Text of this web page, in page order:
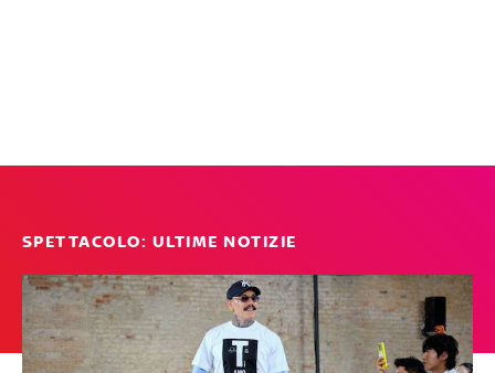
SPETTACOLO: ULTIME NOTIZIE